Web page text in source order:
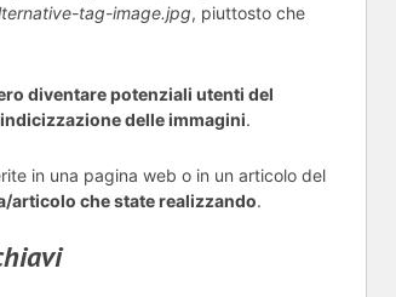
tag-image.jpg, piuttosto che
diventare potenziali utenti del
delle immagini.
in una pagina web o in un articolo del
articolo che state realizzando.